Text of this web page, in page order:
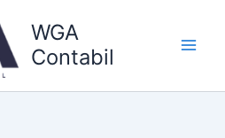
WGA
Contabil